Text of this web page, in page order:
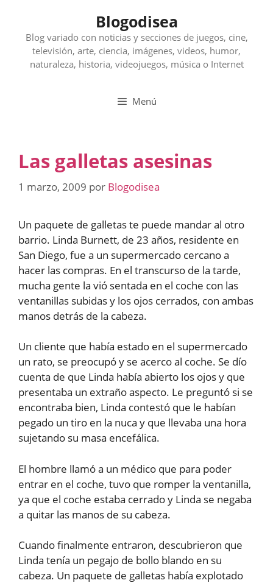
contenido
Blogodisea
Blog variado con noticias y secciones de juegos, cine,
televisión, arte, ciencia, imágenes, videos, humor,
naturaleza, historia, videojuegos, música o Internet
Menú
Las galletas asesinas
1 marzo, 2009 por Blogodisea
Un paquete de galletas te puede mandar al otro
barrio. Linda Burnett, de 23 años, residente en
San Diego, fue a un supermercado cercano a
hacer las compras. En el transcurso de la tarde,
mucha gente la vió sentada en el coche con las
ventanillas subidas y los ojos cerrados, con ambas
manos detrás de la cabeza.
Un cliente que había estado en el supermercado
un rato, se preocupó y se acerco al coche. Se dío
cuenta de que Linda había abierto los ojos y que
presentaba un extraño aspecto. Le preguntó si se
encontraba bien, Linda contestó que le habían
pegado un tiro en la nuca y que llevaba una hora
sujetando su masa encefálica.
El hombre llamó a un médico que para poder
entrar en el coche, tuvo que romper la ventanilla,
ya que el coche estaba cerrado y Linda se negaba
a quitar las manos de su cabeza.
Cuando finalmente entraron, descubrieron que
Linda tenía un pegajo de bollo blando en su
cabeza. Un paquete de galletas había explotado